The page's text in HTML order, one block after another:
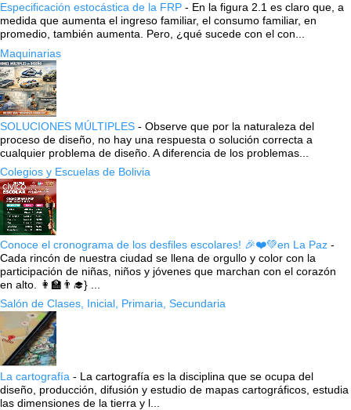
Especificación estocástica de la FRP - En la figura 2.1 es claro que, a
medida que aumenta el ingreso familiar, el consumo familiar, en
promedio, también aumenta. Pero, ¿qué sucede con el con...
Maquinarias
SOLUCIONES MÚLTIPLES - Observe que por la naturaleza del
proceso de diseño, no hay una respuesta o solución correcta a
cualquier problema de diseño. A diferencia de los problemas...
Colegios y Escuelas de Bolivia
Conoce el cronograma de los desfiles escolares! 🎉❤️💚en La Paz -
Cada rincón de nuestra ciudad se llena de orgullo y color con la
participación de niñas, niños y jóvenes que marchan con el corazón
en alto. 👩‍🏫👨‍🎓} ...
Salón de Clases, Inicial, Primaria, Secundaria
La cartografía - La cartografía es la disciplina que se ocupa del
diseño, producción, difusión y estudio de mapas cartográficos, estudia
las dimensiones de la tierra y l...